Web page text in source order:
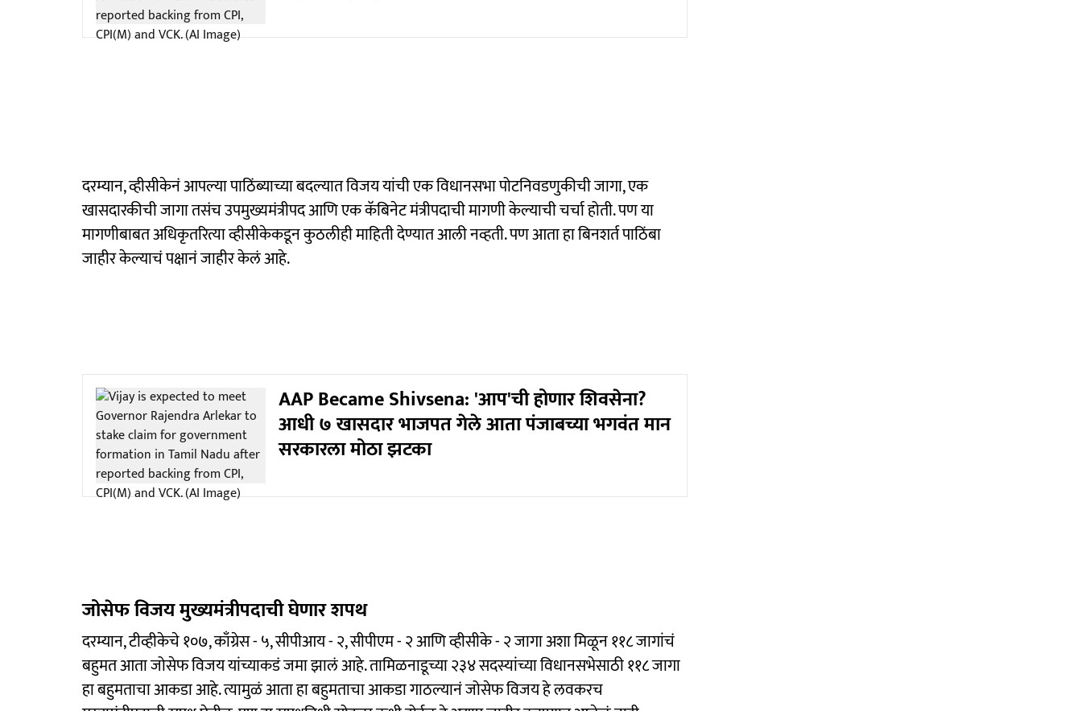
दरम्यान, व्हीसीकेनं आपल्या पाठिंब्याच्या बदल्यात विजय यांची एक विधानसभा पोटनिवडणुकीची जागा, एक
खासदारकीची जागा तसंच उपमुख्यमंत्रीपद आणि एक कॅबिनेट मंत्रीपदाची मागणी केल्याची चर्चा होती. पण या
मागणीबाबत अधिकृतरित्या व्हीसीकेकडून कुठलीही माहिती देण्यात आली नव्हती. पण आता हा बिनशर्त पाठिंबा
जाहीर केल्याचं पक्षानं जाहीर केलं आहे.
AAP Became Shivsena: 'आप'ची होणार शिवसेना?
आधी ७ खासदार भाजपत गेले आता पंजाबच्या भगवंत मान
सरकारला मोठा झटका
जोसेफ विजय मुख्यमंत्रीपदाची घेणार शपथ
दरम्यान, टीव्हीकेचे १०७, काँग्रेस - ५, सीपीआय - २, सीपीएम - २ आणि व्हीसीके - २ जागा अशा मिळून ११८ जागांचं
बहुमत आता जोसेफ विजय यांच्याकडं जमा झालं आहे. तामिळनाडूच्या २३४ सदस्यांच्या विधानसभेसाठी ११८ जागा
हा बहुमताचा आकडा आहे. त्यामुळं आता हा बहुमताचा आकडा गाठल्यानं जोसेफ विजय हे लवकरच